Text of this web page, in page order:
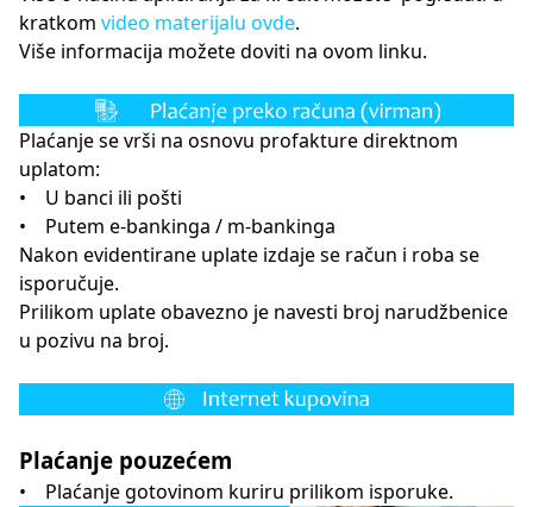
kratkom video materijalu ovde.
Više informacija možete doviti na ovom linku.
Plaćanje se vrši na osnovu profakture direktnom
uplatom:
• U banci ili pošti
• Putem e-bankinga / m-bankinga
Nakon evidentirane uplate izdaje se račun i roba se
isporučuje.
Prilikom uplate obavezno je navesti broj narudžbenice
u pozivu na broj.
Plaćanje pouzećem
• Plaćanje gotovinom kuriru prilikom isporuke.